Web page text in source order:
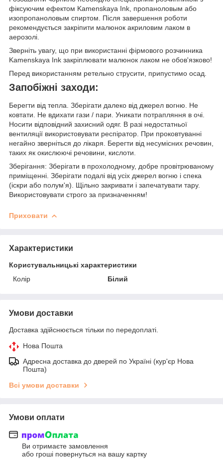
фіксуючим ефектом Kamenskaya Ink, пропаноловым або
изопропаноловым спиртом. Після завершення роботи
рекомендується закріпити малюнок акриловим лаком в
аерозолі.
Зверніть увагу, що при використанні фірмового розчинника
Kamenskaya Ink закріплювати малюнок лаком не обов'язково!
Перед використанням ретельно струсити, припустимо осад.
Запобіжні заходи:
Берегти від тепла. Зберігати далеко від джерел вогню. Не
ковтати. Не вдихати гази / пари. Уникати потрапляння в очі.
Носити відповідний захисний одяг. В разі недостатньої
вентиляції використовувати респіратор. При проковтуванні
негайно зверніться до лікаря. Берегти від несумісних речовин,
таких як окислюючі речовини, кислоти.
Зберігання: Зберігати в прохолодному, добре провітрюваному
приміщенні. Зберігати подалі від усіх джерел вогню і спека
(іскри або полум'я). Щільно закривати і запечатувати тару.
Використовувати строго за призначенням!
Приховати
Характеристики
Користувальницькі характеристики
Колір
Білий
Умови доставки
Доставка здійснюється тільки по передоплаті.
Нова Пошта
Адресна доставка до дверей по Україні (кур'єр Нова
Пошта)
Всі умови доставки
Умови оплати
Ви отримаєте замовлення
або гроші повернуться на вашу картку